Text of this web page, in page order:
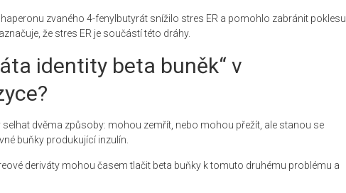
zvaného 4-fenylbutyrát snížilo stres ER a pomohlo zabránit poklesu
že stres ER je součástí této dráhy.
identity beta buněk“ v
selhat dvěma způsoby: mohou zemřít, nebo mohou přežít, ale stanou se
buňky produkující inzulín.
deriváty mohou časem tlačit beta buňky k tomuto druhému problému a